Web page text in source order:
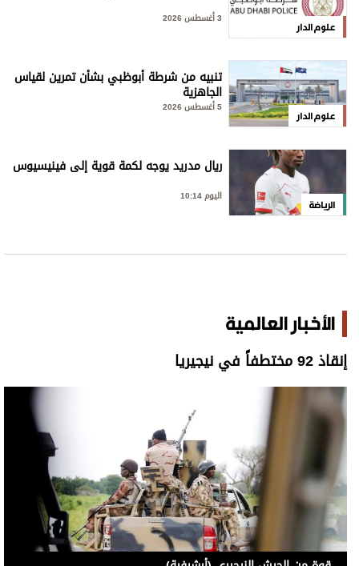
علوم الدار
علوم الدار
تنبيه من شرطة أبوظبي بشأن تمرين لقياس
الجاهزية
5 أغسطس 2026
الرياضة
ريال مدريد يوجه لكمة قوية إلى فينيسيوس
اليوم 10:14
الأخبار العالمية
إنقاذ 92 مختطفاً في نيجيريا